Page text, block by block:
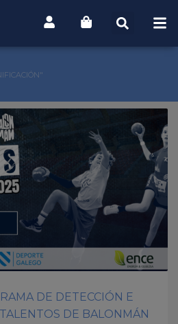
DE DETECCIÓN E
DE BALONMÁN